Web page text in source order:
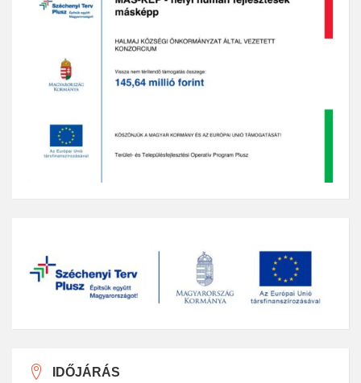
IDŐJÁRÁS